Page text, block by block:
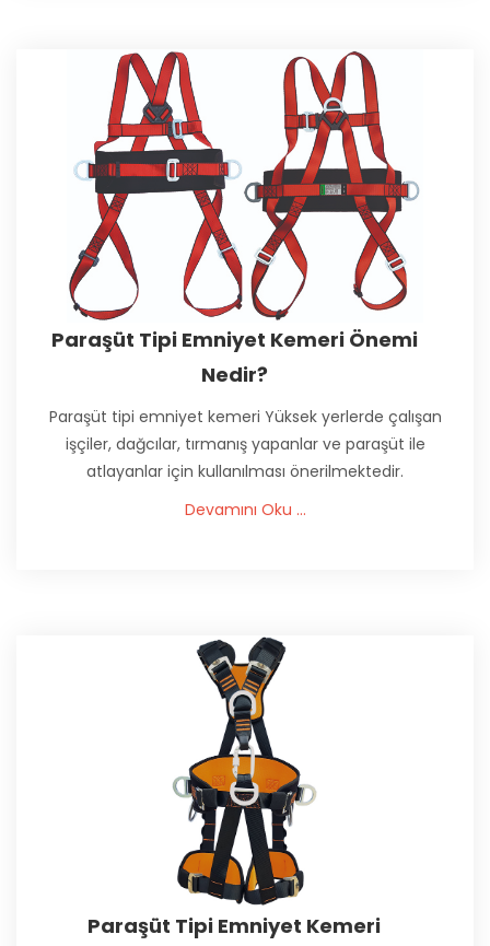
Paraşüt Tipi Emniyet Kemeri Önemi
Nedir?
Paraşüt tipi emniyet kemeri Yüksek yerlerde çalışan
işçiler, dağcılar, tırmanış yapanlar ve paraşüt ile
atlayanlar için kullanılması önerilmektedir.
Devamını Oku ...
Paraşüt Tipi Emniyet Kemeri